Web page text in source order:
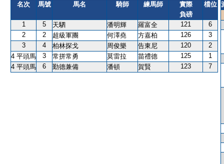
名次
馬號 馬名 騎師 練馬師
實際
負磅
檔位
1 5 天駟 潘明輝 羅富全 121
6
2
2 超級軍團 何澤堯 方嘉柏 126
3
3
4 柏林探戈 周俊樂 告東尼 120
2
4 平頭馬
3 常拼常勇 莫雷拉 苗禮德 125
1
4 平頭馬
6 勤德兼備 潘頓 賀賢 123 7